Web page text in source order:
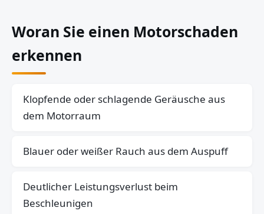
Woran Sie einen Motorschaden
erkennen
Klopfende oder schlagende Geräusche aus
dem Motorraum
Blauer oder weißer Rauch aus dem Auspuff
Deutlicher Leistungsverlust beim
Beschleunigen